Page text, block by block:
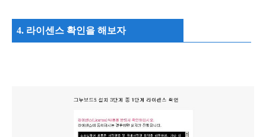
4. 라이센스 확인을 해보자